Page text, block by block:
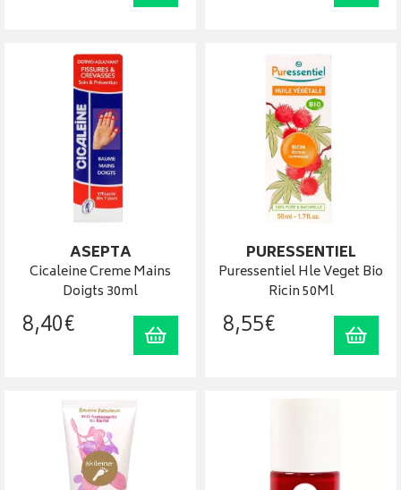
ASEPTA
Cicaleine Creme Mains
Doigts 30ml
8,40€ Ajouter au panier
PURESSENTIEL
Puressentiel Hle Veget Bio
Ricin 50Ml
8,55€